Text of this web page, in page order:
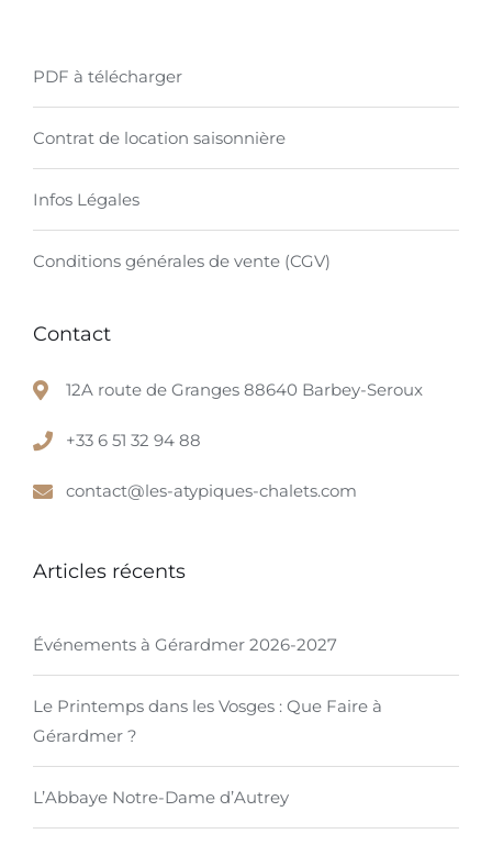
PDF à télécharger
Contrat de location saisonnière
Infos Légales
Conditions générales de vente (CGV)
Contact
12A route de Granges 88640 Barbey-Seroux
+33 6 51 32 94 88
contact@les-atypiques-chalets.com
Articles récents
Événements à Gérardmer 2026-2027
Le Printemps dans les Vosges : Que Faire à
Gérardmer ?
L’Abbaye Notre-Dame d’Autrey